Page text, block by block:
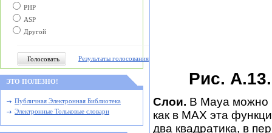
PHP
ASP
Другой
Результаты голосования
ЭТО ПОЛЕЗНО!
Публичная Электронная Библиотека
Электронные Тольковые словари
Рис.
Слои. В Maya можно
как в МАХ эта
два квадратика, в